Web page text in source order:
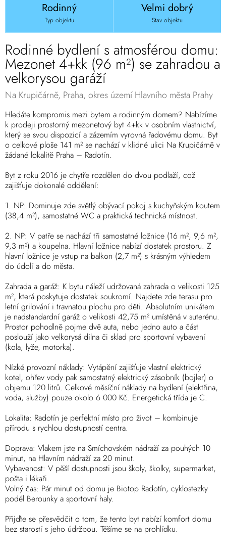
Rodinný
Typ objektu
Velmi dobrý
Stav objektu
Rodinné bydlení s atmosférou domu:
Mezonet 4+kk (96 m²) se zahradou a
velkorysou garáží
Na Krupičárně, Praha, okres území Hlavního města Prahy
Hledáte kompromis mezi bytem a rodinným domem? Nabízíme
k prodeji prostorný mezonetový byt 4+kk v osobním vlastnictví,
který se svou dispozicí a zázemím vyrovná řadovému domu. Byt
o celkové ploše 141 m² se nachází v klidné ulici Na Krupičárně v
žádané lokalitě Praha – Radotín.
Byt z roku 2016 je chytře rozdělen do dvou podlaží, což
zajišťuje dokonalé oddělení:
1. NP: Dominuje zde světlý obývací pokoj s kuchyňským koutem
(38,4 m²), samostatné WC a praktická technická místnost.
2. NP: V patře se nachází tři samostatné ložnice (16 m², 9,6 m²,
9,3 m²) a koupelna. Hlavní ložnice nabízí dostatek prostoru. Z
hlavní ložnice je vstup na balkon (2,7 m²) s krásným výhledem
do údolí a do města.
Zahrada a garáž: K bytu náleží udržovaná zahrada o velikosti 125
m², která poskytuje dostatek soukromí. Najdete zde terasu pro
letní grilování i travnatou plochu pro děti. Absolutním unikátem
je nadstandardní garáž o velikosti 42,75 m² umístěná v suterénu.
Prostor pohodlně pojme dvě auta, nebo jedno auto a část
poslouží jako velkorysá dílna či sklad pro sportovní vybavení
(kola, lyže, motorka).
Nízké provozní náklady: Vytápění zajišťuje vlastní elektrický
kotel, ohřev vody pak samostatný elektrický zásobník (bojler) o
objemu 120 litrů. Celkové měsíční náklady na bydlení (elektřina,
voda, služby) pouze okolo 6 000 Kč. Energetická třída je C.
Lokalita: Radotín je perfektní místo pro život – kombinuje
přírodu s rychlou dostupností centra.
Doprava: Vlakem jste na Smíchovském nádraží za pouhých 10
minut, na Hlavním nádraží za 20 minut.
Vybavenost: V pěší dostupnosti jsou školy, školky, supermarket,
pošta i lékaři.
Volný čas: Pár minut od domu je Biotop Radotín, cyklostezky
podél Berounky a sportovní haly.
Přijďte se přesvědčit o tom, že tento byt nabízí komfort domu
bez starostí s jeho údržbou. Těšíme se na prohlídku.